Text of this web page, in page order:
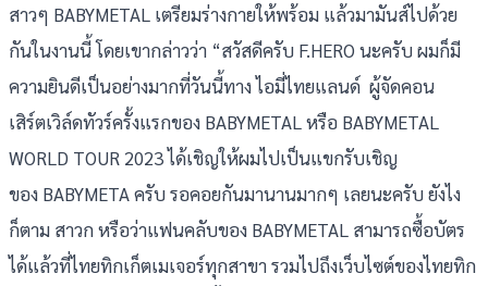
สาวๆ BABYMETAL เตรียมร่างกายให้พร้อม แล้วมามันส์ไปด้วย
กันในงานนี้ โดยเขากล่าวว่า “สวัสดีครับ F.HERO นะครับ ผมก็มี
ความยินดีเป็นอย่างมากที่วันนี้ทาง ไอมี่ไทยแลนด์ ผู้จัดคอน
เสิร์ตเวิล์ดทัวร์ครั้งแรกของ BABYMETAL หรือ BABYMETAL
WORLD TOUR 2023 ได้เชิญให้ผมไปเป็นแขกรับเชิญ
ของ BABYMETA ครับ รอคอยกันมานานมากๆ เลยนะครับ ยังไง
ก็ตาม สาวก หรือว่าแฟนคลับของ BABYMETAL สามารถซื้อบัตร
ได้แล้วที่ไทยทิกเก็ตเมเจอร์ทุกสาขา รวมไปถึงเว็บไซต์ของไทยทิก